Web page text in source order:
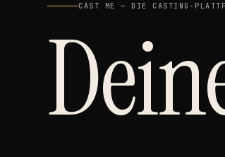
CAST ME — DIE CASTING-